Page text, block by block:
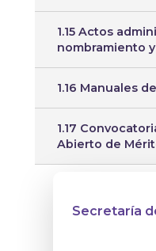
1.15 Actos
nombramiento
1.16 Manuales
1.17
Abierto de
Secretaría